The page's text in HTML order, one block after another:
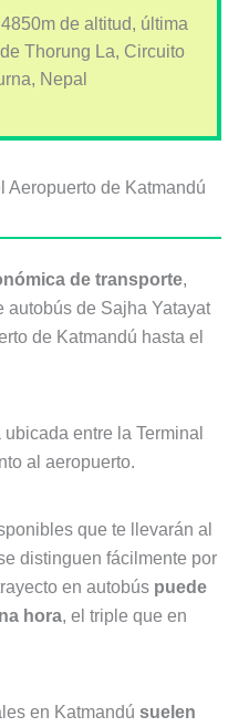
de altitud, última
Thorung La, Circuito
Nepal
Aeropuerto de Katmandú
de transporte,
autobús de Sajha Yatayat
de Katmandú hasta el
entre la Terminal
al aeropuerto.
que te llevarán al
distinguen fácilmente por
en autobús puede
hora, el triple que en
en Katmandú suelen